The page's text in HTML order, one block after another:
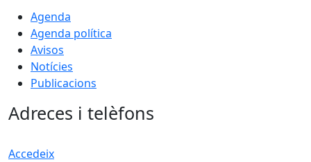
Agenda
Agenda política
Avisos
Notícies
Publicacions
Adreces i telèfons
Accedeix